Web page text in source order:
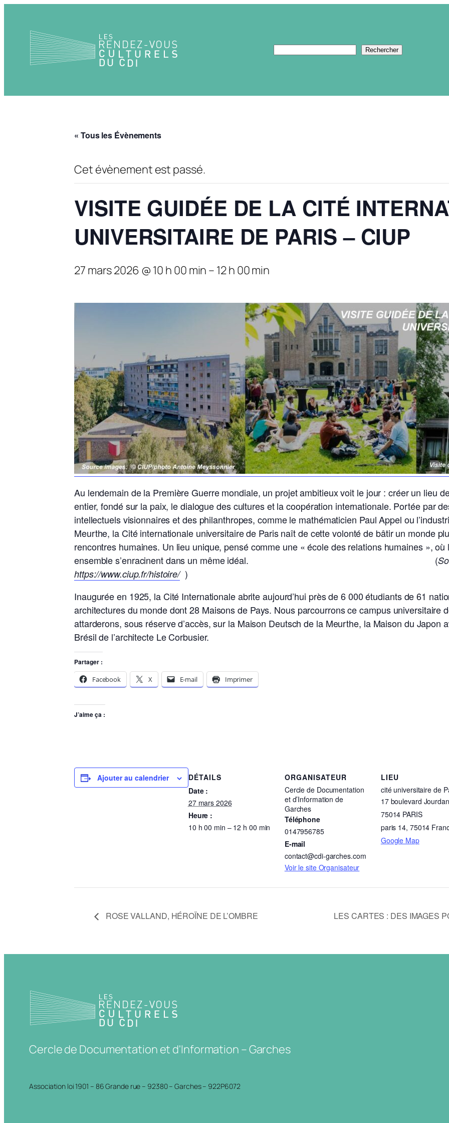
Rechercher Rechercher
« Tous les Évènements
Cet évènement est passé.
VISITE GUIDÉE DE LA CITÉ
UNIVERSITAIRE DE PARIS – CIUP
27 mars 2026 @ 10 h 00 min – 12 h 00 min
Au lendemain de la Première Guerre mondiale, un projet ambitieux voit le jour : créer un lieu
entier, fondé sur la paix, le dialogue des cultures et la coopération internationale. Portée par
intellectuels visionnaires et des philanthropes, comme le mathématicien Paul Appel ou
Meurthe, la Cité internationale universitaire de Paris naît de cette volonté de bâtir un monde
rencontres humaines. Un lieu unique, pensé comme une « école des relations humaines », où
ensemble s’enracinent dans un même idéal. (
https://www.ciup.fr/histoire/ )
Inaugurée en 1925, la Cité Internationale abrite aujourd’hui près de 6 000 étudiants de 61
architectures du monde dont 28 Maisons de Pays. Nous parcourrons ce campus universitaire
attarderons, sous réserve d’accès, sur la Maison Deutsch de la Meurthe, la Maison du Japon
Brésil de l’architecte Le Corbusier.
Partager :
Facebook
X E-mail Imprimer
J’aime ça :
Ajouter au calendrier
DÉTAILS
Date :
27 mars 2026
Heure :
10 h 00 min – 12 h 00 min
ORGANISATEUR
Cercle de Documentation
et d’Information de
Garches
Téléphone
0147956785
E-mail
contact@cdi-garches.com
Voir le site Organisateur
LIEU
cité universitaire de
17 boulevard Jourdan
75014 PARIS
paris 14, 75014
Google Map
ROSE VALLAND, HÉROÏNE DE L’OMBRE LES CARTES : DES IMAGES
Cercle de Documentation et d'Information – Garches
Association loi 1901 – 86 Grande rue – 92380 – Garches – 922P6072